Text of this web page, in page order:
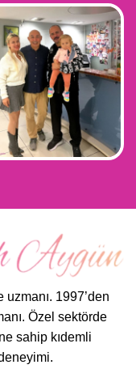
uzmanı. 1997’den
Özel sektörde
sahip kıdemli